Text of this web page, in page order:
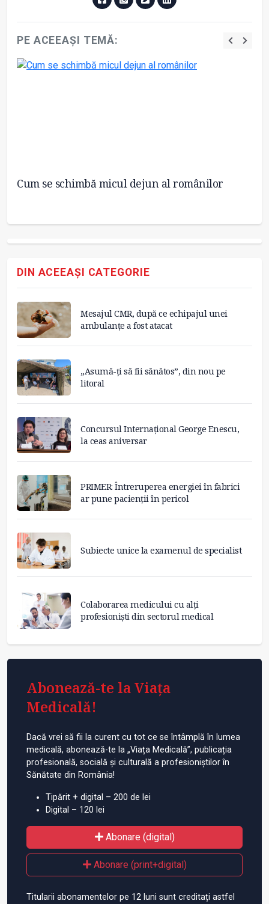
PE ACEEAȘI TEMĂ:
Cum se schimbă micul dejun al românilor
DIN ACEEAȘI CATEGORIE
Mesajul CMR, după ce echipajul unei
ambulanțe a fost atacat
„Asumă-ți să fii sănătos”, din nou pe
litoral
Concursul Internațional George Enescu,
la ceas aniversar
PRIMER: Întreruperea energiei în fabrici
ar pune pacienții în pericol
Subiecte unice la examenul de specialist
Colaborarea medicului cu alți
profesioniști din sectorul medical
Abonează-te la Viața
Medicală!
Dacă vrei să fii la curent cu tot ce se întâmplă în lumea
medicală, abonează-te la „Viața Medicală”, publicația
profesională, socială și culturală a profesioniștilor în
Sănătate din România!
Tipărit + digital – 200 de lei
Digital – 120 lei
Abonare (digital)
Abonare (print+digital)
Titularii abonamentelor pe 12 luni sunt creditați astfel